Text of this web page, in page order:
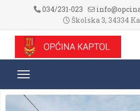
034/231-023
Školska 3, 34334